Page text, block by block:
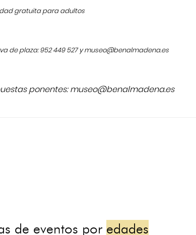
gratuita para adultos
de plaza: 952 449 527 ymuseo@benalmadena.es
ponentes:museo@benalmadena.es
de eventos por edades